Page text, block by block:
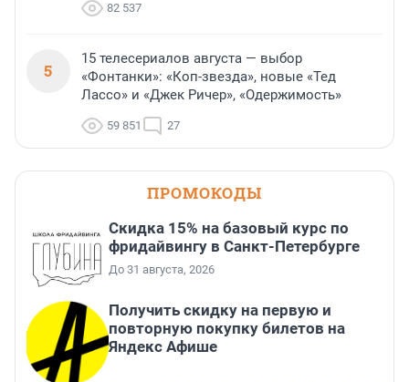
82 537
5
15 телесериалов августа — выбор
«Фонтанки»: «Коп-звезда», новые «Тед
Лассо» и «Джек Ричер», «Одержимость»
59 851 27
ПРОМОКОДЫ
Скидка 15% на базовый курс по
фридайвингу в Санкт-Петербурге
До 31 августа, 2026
Получить скидку на первую и
повторную покупку билетов на
Яндекс Афише